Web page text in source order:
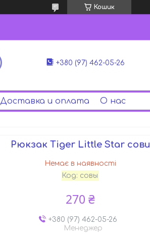
Кошик
+380 (97) 462-05-26
Доставка и оплата О нас
Рюкзак Tiger Little Star сови
Немає в наявності
Код: совы
270 ₴
+380 (97) 462-05-26
Менеджер